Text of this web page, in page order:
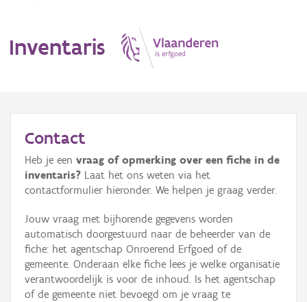
Inventaris
Erfgoedobject
Aanduidingsobject
Waarneming
Thema
Gebeurtenis
Contact
Heb je een vraag of opmerking over een fiche in de
inventaris? Laat het ons weten via het
contactformulier hieronder. We helpen je graag verder.
Jouw vraag met bijhorende gegevens worden
automatisch doorgestuurd naar de beheerder van de
fiche: het agentschap Onroerend Erfgoed of de
gemeente. Onderaan elke fiche lees je welke organisatie
verantwoordelijk is voor de inhoud. Is het agentschap
of de gemeente niet bevoegd om je vraag te